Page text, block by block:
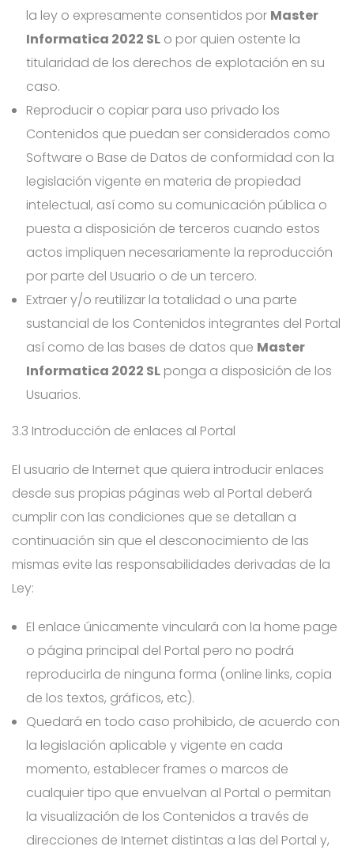
la ley o expresamente consentidos por Master
Informatica 2022 SL o por quien ostente la
titularidad de los derechos de explotación en su
caso.
Reproducir o copiar para uso privado los
Contenidos que puedan ser considerados como
Software o Base de Datos de conformidad con la
legislación vigente en materia de propiedad
intelectual, así como su comunicación pública o
puesta a disposición de terceros cuando estos
actos impliquen necesariamente la reproducción
por parte del Usuario o de un tercero.
Extraer y/o reutilizar la totalidad o una parte
sustancial de los Contenidos integrantes del Portal
así como de las bases de datos que Master
Informatica 2022 SL ponga a disposición de los
Usuarios.
3.3 Introducción de enlaces al Portal
El usuario de Internet que quiera introducir enlaces
desde sus propias páginas web al Portal deberá
cumplir con las condiciones que se detallan a
continuación sin que el desconocimiento de las
mismas evite las responsabilidades derivadas de la
Ley:
El enlace únicamente vinculará con la home page
o página principal del Portal pero no podrá
reproducirla de ninguna forma (online links, copia
de los textos, gráficos, etc).
Quedará en todo caso prohibido, de acuerdo con
la legislación aplicable y vigente en cada
momento, establecer frames o marcos de
cualquier tipo que envuelvan al Portal o permitan
la visualización de los Contenidos a través de
direcciones de Internet distintas a las del Portal y,